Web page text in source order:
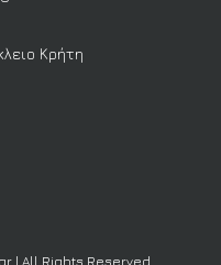
Κρήτη
| All Rights Reserved.